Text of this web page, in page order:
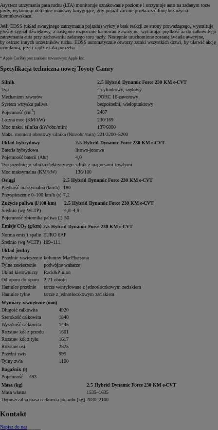
Asystent utrzymania pasa ruchu (LTA) monitoruje oznakowanie poziome i utrzymuje auto na zadanym torze
jazdy, wykonując delikatne manewry korygujące, gdy pojazd zacznie przekraczać linię bez użycia
kierunkowskazu.
Jeśli EDSS (układ awaryjnego zatrzymania pojazdu) wykryje brak reakcji ze strony prowadzącego, wyemituje
głośny sygnał dźwiękowy, a następnie rozpocznie hamowanie awaryjne, wytracając prędkość aż do całkowitego
zatrzymania auta przy zachowaniu zadanego toru jazdy. Następnie uruchomione zostaną światła awaryjne,
by ostrzec innych uczestników ruchu. EDSS automatycznie otworzy zamki wszystkich drzwi, by ułatwić akcję
ratunkową, jeżeli zajdzie taka potrzeba.
* Apple CarPlay jest znakiem towarowym Apple Inc.
Specyfikacja techniczna nowej Toyoty Camry
Silnik
2.5 Hybrid Dynamic Force 230 KM e-CVT
Typ
4-cylindrowy, rzędowy
Mechanizm zaworów
DOHC 16-zaworowy
System wtrysku paliwa
bezpośredni, wielopunktowy
Pojemność (cm3)
2487
Łączna moc (KM/kW)
230/169
Moc maks. silnika (kW/obr./min)
137/6000
Maks. moment obrotowy silnika (Nm/obr./min) 221/3200–5200
Układ hybrydowy
2.5 Hybrid Dynamic Force 230 KM e-CVT
Bateria hybrydowa
litowo-jonowa
Pojemność baterii (Ahr)
4,0
Typ przedniego silnika elektrycznego silnik z magnesami trwałymi
Moc maksymalna (KM/kW)
136/100
Osiągi
2.5 Hybrid Dynamic Force 230 KM e-CVT
Prędkość maksymalna (km/h)
180
Przyspieszenie 0–100 km/h (s) 7,2
Zużycie paliwa (l/100 km)
2.5 Hybrid Dynamic Force 230 KM e-CVT
Średnio (wg WLTP)
4,8–4,9
Pojemność zbiornika paliwa (l) 50
Emisje CO2 (g/km) 2.5 Hybrid Dynamic Force 230 KM e-CVT
Norma emisji spalin EURO 6AP
Średnio (wg WLTP) 109–111
Układ jezdny
Przednie zawieszenie kolumny MacPhersona
Tylne zawieszenie
podwójne wahacze
Układ kierowniczy
Rack&Pinion
Od oporu do oporu
2,71 obrotu
Hamulce przednie
tarcze wentylowane z jednotłoczkowym zaciskiem
Hamulce tylne
tarcze z jednotłoczkowym zaciskiem
Wymiary zewnętrzne (mm)
Długość całkowita
4920
Szerokość całkowita
1840
Wysokość całkowita
1445
Rozstaw kół z przodu
1601
Rozstaw kół z tyłu
1617
Rozstaw osi
2825
Przedni zwis
995
Tylny zwis
1100
Bagażnik (l)
Pojemność
493
Masa (kg)
2.5 Hybrid Dynamic Force 230 KM e-CVT
Masa własna
1535–1635
Dopuszczalna masa całkowita pojazdu [kg] 2030–2100
Kontakt
Napisz do nas